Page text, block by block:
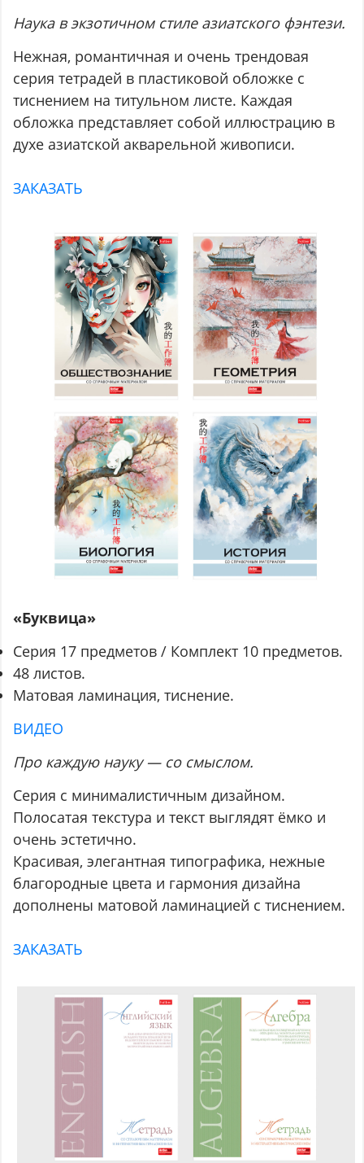
Наука в экзотичном стиле азиатского фэнтези.
Нежная, романтичная и очень трендовая
серия тетрадей в пластиковой обложке с
тиснением на титульном листе. Каждая
обложка представляет собой иллюстрацию в
духе азиатской акварельной живописи.
ЗАКАЗАТЬ
«Буквица»
Серия 17 предметов / Комплект 10 предметов.
48 листов.
Матовая ламинация, тиснение.
ВИДЕО
Про каждую науку — со смыслом.
Серия с минималистичным дизайном.
Полосатая текстура и текст выглядят ёмко и
очень эстетично.
Красивая, элегантная типографика, нежные
благородные цвета и гармония дизайна
дополнены матовой ламинацией с тиснением.
ЗАКАЗАТЬ